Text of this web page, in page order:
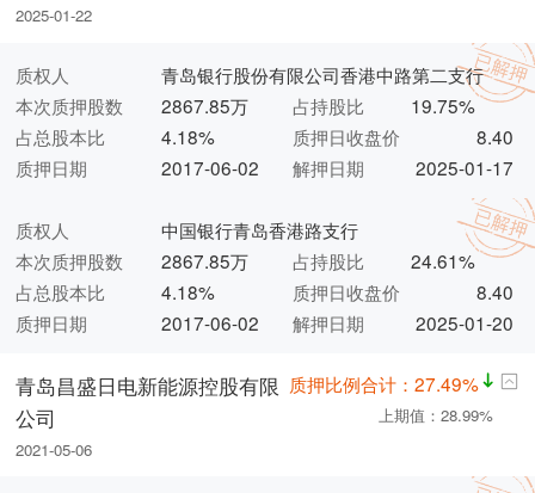
2025-01-22
质权人
青岛银行股份有限公司香港中路第二支行
本次质押股数
2867.85万 占持股比
19.75%
占总股本比
4.18% 质押日收盘价
8.40
质押日期
2017-06-02 解押日期 2025-01-17
质权人
中国银行青岛香港路支行
本次质押股数
2867.85万 占持股比
24.61%
占总股本比
4.18% 质押日收盘价
8.40
质押日期
2017-06-02 解押日期 2025-01-20
青岛昌盛日电新能源控股有限
公司
2021-05-06
质押比例合计：27.49%
上期值：28.99%